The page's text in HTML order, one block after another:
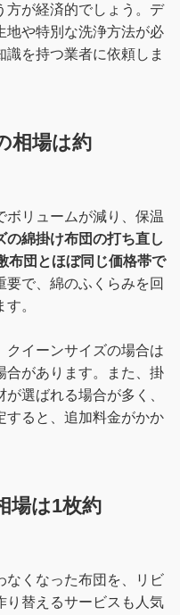
方が経済的でしょう。デ
地や特別な洗浄方法が必
を持つ業者に依頼しま
相場は約
ボリュームが減り、保温
の綿掛け布団の打ち直し
布団とほぼ同じ価格帯で
で、綿のふくらみを回
。
クイーンサイズの場合は
合があります。また、掛
選ばれる場合が多く、
すると、追加料金がかか
場は1枚約
なくなった布団を、リビ
り替えるサービスも人気